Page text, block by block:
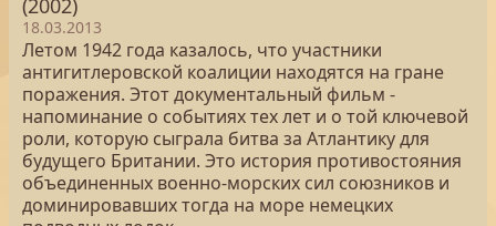
(2002)
18.03.2013
Летом 1942 года казалось, что участники
антигитлеровской коалиции находятся на гране
поражения. Этот документальный фильм -
напоминание о событиях тех лет и о той ключевой
роли, которую сыграла битва за Атлантику для
будущего Британии. Это история противостояния
объединенных военно-морских сил союзников и
доминировавших тогда на море немецких